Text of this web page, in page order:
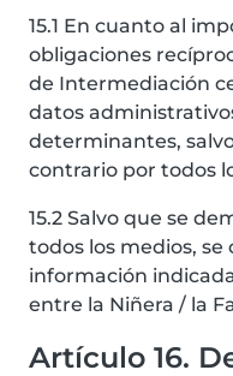
15.1 En cuanto al
obligaciones
de Intermediación
datos
determinantes,
contrario por todos
15.2 Salvo que se
todos los medios,
información
entre la Niñera / la
Artículo 16.